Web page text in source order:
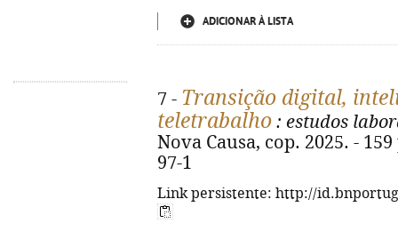
ADICIONAR À LISTA
7 - Transição digital,
teletrabalho : estudos
Nova Causa, cop. 2025. -
97-1
Link persistente: http://